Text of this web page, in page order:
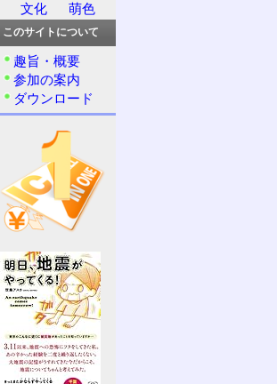
文化
萌色
このサイトについて
趣旨・概要
参加の案内
ダウンロード